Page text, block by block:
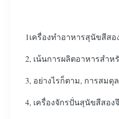
1เครื่องทําอาหารสุนัขสีสอ
2, เน้นการผลิตอาหารสํา
3, อย่างไรก็ตาม, การสม
4, เครื่องจักรปั่นสุนัขสีสอ